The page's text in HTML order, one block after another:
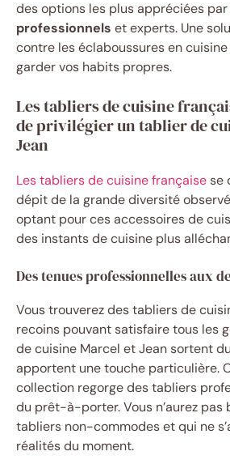
des options les plus appréciées par
professionnels et experts. Une
contre les éclaboussures en
garder vos habits propres.
Les tabliers de cuisine
de privilégier un tablier de
Jean
Les tabliers de cuisine françaisese
dépit de la grande diversité
optant pour ces accessoires de
des instants de cuisine plus
Des tenues professionnelles aux
Vous trouverez des tabliers de
recoins pouvant satisfaire tous les
de cuisine Marcel et Jean sortent
apportent une touche particulière.
collection regorge des tabliers
du prêt-à-porter. Vous n’aurez pas
tabliers non-commodes et qui ne
réalités du moment.